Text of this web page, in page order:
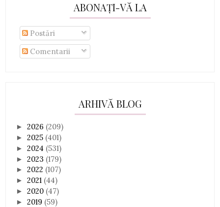
ABONAȚI-VĂ LA
Postări
Comentarii
ARHIVĂ BLOG
►2026 (209)
►2025 (401)
►2024 (531)
►2023 (179)
►2022 (107)
►2021 (44)
►2020 (47)
►2019 (59)